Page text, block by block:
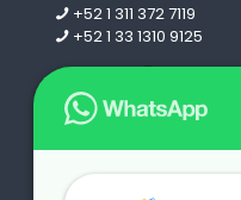
+52 1 311 372 7119
+52 1 33 1310 9125
Leer más